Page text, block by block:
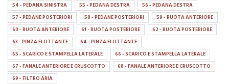
54 - PEDANA SINISTRA
55 - PEDANA DESTRA
56 - PEDANA DESTRA
57 - PEDANE POSTERIORI
58 - PEDANE POSTERIORI
59 - RUOTA ANTERIORE
60 - RUOTA ANTERIORE
61 - RUOTA POSTERIORE
62 - RUOTA POSTERIORE
63 - PINZA FLOTTANTE
64 - PINZA FLOTTANTE
65 - SCARICO E STAMPELLA LATERALE
66 - SCARICO E STAMPELLA LATERALE
67 - FANALE ANTERIORE E CRUSCOTTO
68 - FANALE ANTERIORE E CRUSCOTTO
69 - FILTRO ARIA